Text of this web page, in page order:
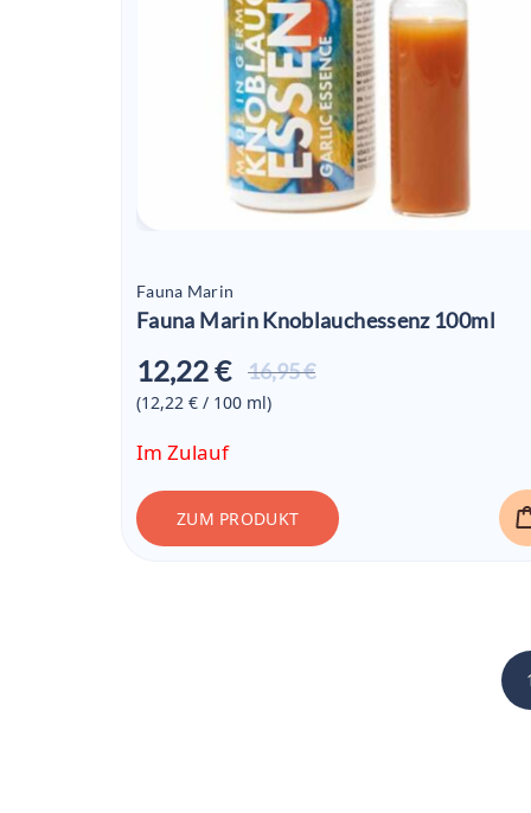
Fauna Marin
Fauna Marin Knoblauchessenz 100ml
16,95 €
12,22 €
Aktueller
(12,22 € / 100 ml)
Im Zulauf
ZUM PRODUKT